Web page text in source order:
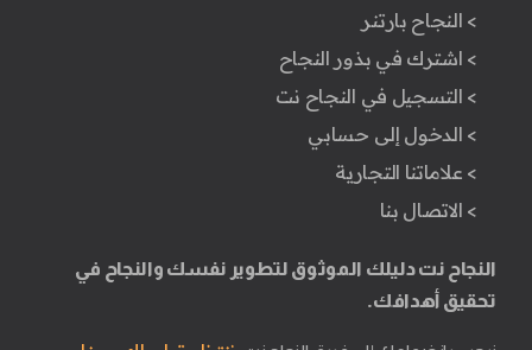
> النجاح بارتنر
> اشترك في بذور النجاح
> التسجيل في النجاح نت
> الدخول إلى حسابي
> علاماتنا التجارية
> الاتصال بنا
النجاح نت دليلك الموثوق لتطوير نفسك والنجاح في
تحقيق أهدافك.